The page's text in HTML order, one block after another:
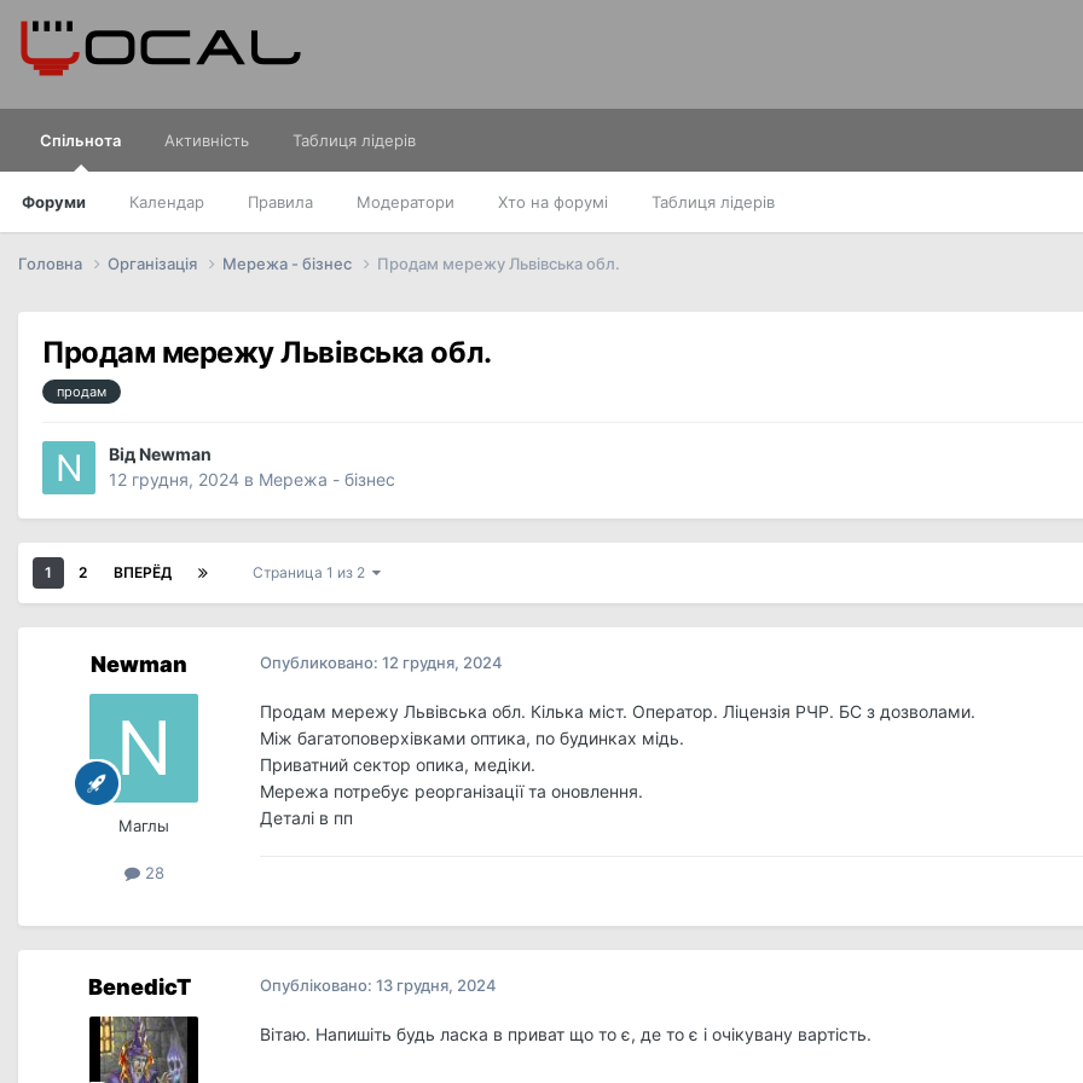
Спільнота
Форуми Календар Правила Модератори Хто на форумі Таблиця лідерів
Активність Таблиця лідерів
Головна Організація Мережа - бізнес Продам мережу Львівська обл.
Продам мережу Львівська обл.
продам
ВідNewman
12 грудня, 2024 в Мережа - бізнес
1 2 ВПЕРЁД Страница 1 из 2
Newman
Маглы
28
Опубликовано: 12 грудня, 2024
Продам мережу Львівська обл. Кілька міст. Оператор. Ліцензія РЧР. БС з дозволами.
Між багатоповерхівками оптика, по будинках мідь.
Приватний сектор опика, медіки.
Мережа потребує реорганізації та оновлення.
Деталі в пп
BenedicT Опубліковано: 13 грудня, 2024
Вітаю. Напишіть будь ласка в приват що то є, де то є і очікувану вартість.